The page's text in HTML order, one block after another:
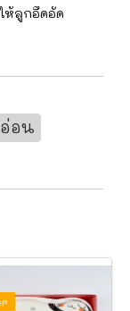
ห้ลูกอึดอัด
อน